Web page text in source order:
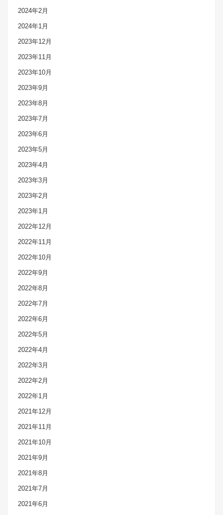
2024年2月
2024年1月
2023年12月
2023年11月
2023年10月
2023年9月
2023年8月
2023年7月
2023年6月
2023年5月
2023年4月
2023年3月
2023年2月
2023年1月
2022年12月
2022年11月
2022年10月
2022年9月
2022年8月
2022年7月
2022年6月
2022年5月
2022年4月
2022年3月
2022年2月
2022年1月
2021年12月
2021年11月
2021年10月
2021年9月
2021年8月
2021年7月
2021年6月